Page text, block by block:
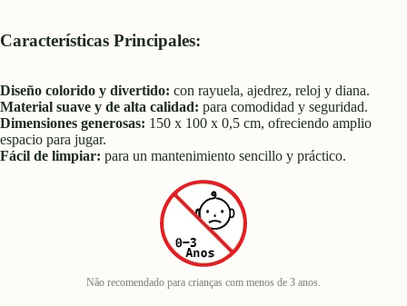
Características Principales:
Diseño colorido y divertido: con rayuela, ajedrez, reloj y diana.
Material suave y de alta calidad: para comodidad y seguridad.
Dimensiones generosas: 150 x 100 x 0,5 cm, ofreciendo amplio
espacio para jugar.
Fácil de limpiar: para un mantenimiento sencillo y práctico.
Não recomendado para crianças com menos de 3 anos.